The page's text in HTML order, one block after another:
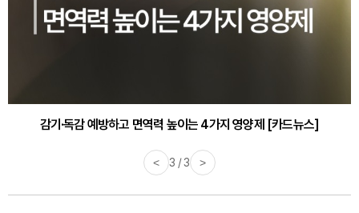
감기·독감 예방하고 면역력 높이는 4가지 영양제 [카드뉴스]
< 3 / 3 >